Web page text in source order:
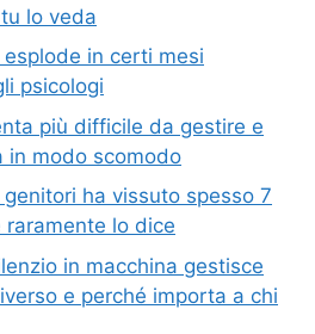
lo veda
in certi mesi
psicologi
più difficile da gestire e
in modo scomodo
ha vissuto spesso 7
lo dice
in macchina gestisce
e perché importa a chi